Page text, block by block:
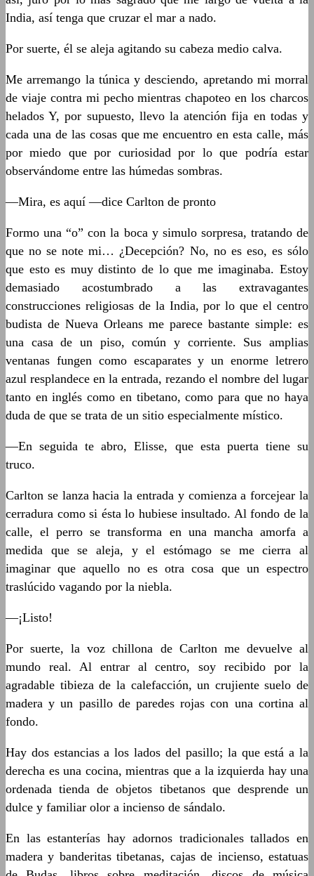
India, así tenga que cruzar el mar a nado.
Por suerte, él se aleja agitando su cabeza medio calva.
Me arremango la túnica y desciendo, apretando mi morral
de viaje contra mi pecho mientras chapoteo en los charcos
helados Y, por supuesto, llevo la atención fija en todas y
cada una de las cosas que me encuentro en esta calle, más
por miedo que por curiosidad por lo que podría estar
observándome entre las húmedas sombras.
—Mira, es aquí —dice Carlton de pronto
Formo una “o” con la boca y simulo sorpresa, tratando de
que no se note mi… ¿Decepción? No, no es eso, es sólo
que esto es muy distinto de lo que me imaginaba. Estoy
demasiado acostumbrado a las extravagantes
construcciones religiosas de la India, por lo que el centro
budista de Nueva Orleans me parece bastante simple: es
una casa de un piso, común y corriente. Sus amplias
ventanas fungen como escaparates y un enorme letrero
azul resplandece en la entrada, rezando el nombre del lugar
tanto en inglés como en tibetano, como para que no haya
duda de que se trata de un sitio especialmente místico.
—En seguida te abro, Elisse, que esta puerta tiene su
truco.
Carlton se lanza hacia la entrada y comienza a forcejear la
cerradura como si ésta lo hubiese insultado. Al fondo de la
calle, el perro se transforma en una mancha amorfa a
medida que se aleja, y el estómago se me cierra al
imaginar que aquello no es otra cosa que un espectro
traslúcido vagando por la niebla.
—¡Listo!
Por suerte, la voz chillona de Carlton me devuelve al
mundo real. Al entrar al centro, soy recibido por la
agradable tibieza de la calefacción, un crujiente suelo de
madera y un pasillo de paredes rojas con una cortina al
fondo.
Hay dos estancias a los lados del pasillo; la que está a la
derecha es una cocina, mientras que a la izquierda hay una
ordenada tienda de objetos tibetanos que desprende un
dulce y familiar olor a incienso de sándalo.
En las estanterías hay adornos tradicionales tallados en
madera y banderitas tibetanas, cajas de incienso, estatuas